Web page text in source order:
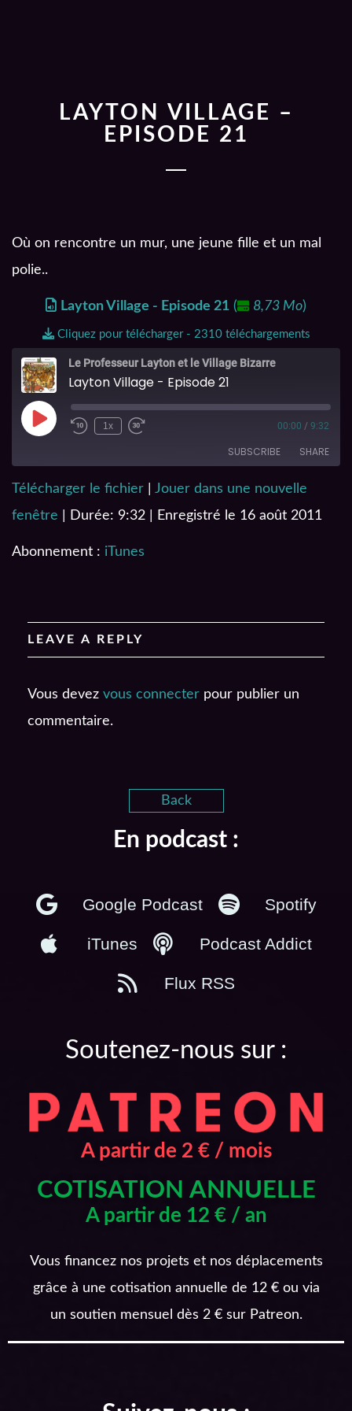
LAYTON VILLAGE –
EPISODE 21
Où on rencontre un mur, une jeune fille et un mal
polie..
Layton Village - Episode 21 ( 8,73 Mo)
Cliquez pour télécharger - 2310 téléchargements
Le Professeur Layton et le Village Bizarre
Layton Village - Episode 21
1x 00:00 / 9:32
SUBSCRIBE SHARE
RSS FEED
Télécharger le fichier
Jouer dans une nouvelle
fenêtre
Durée: 9:32 Enregistré le 16 août 2011
Abonnement : iTunes
LEAVE A REPLY
Vous devez vous connecter pour publier un
commentaire.
Back
En podcast :
Google Podcast Spotify
iTunes Podcast Addict
Flux RSS
Soutenez-nous sur :
A partir de 2 € / mois
COTISATION ANNUELLE
A partir de 12 € / an
Vous financez nos projets et nos déplacements
grâce à une cotisation annuelle de 12 € ou via
un soutien mensuel dès 2 € sur Patreon.